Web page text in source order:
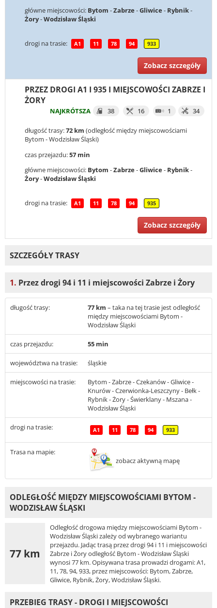
główne miejscowości: Bytom -Zabrze -Gliwice - Rybnik-
Żory-Wodzisław Śląski
drogi na trasie: A1 11 78 94 933
Zobacz szczegóły
PRZEZ DROGI A1 I 935 I MIEJSCOWOŚCI ZABRZE I
ŻORY
NAJKRÓTSZA 38 16 1 34
długość trasy:72 km (odległość między miejscowościami
Bytom - Wodzisław Śląski)
czas przejazdu:57 min
główne miejscowości: Bytom -Zabrze-Gliwice- Rybnik-
Żory-Wodzisław Śląski
drogi na trasie: A1 11 78 94 935
Zobacz szczegóły
SZCZEGÓŁY TRASY
1. Przez drogi 94 i 11 i miejscowości Zabrze i Żory
długość trasy: 77 km – taka na tej trasie jest odległość
między miejscowościami Bytom -
Wodzisław Śląski
czas przejazdu: 55 min
województwa na trasie: śląskie
miejscowości na trasie:
Bytom - Zabrze - Czekanów - Gliwice -
Knurów - Czerwionka-Leszczyny - Bełk -
Rybnik - Żory - Świerklany - Mszana -
Wodzisław Śląski
drogi na trasie: A1 11 78 94 933
Trasa na mapie:
zobacz aktywną mapę
ODLEGŁOŚĆ MIĘDZY MIEJSCOWOŚCIAMI BYTOM -
WODZISŁAW ŚLĄSKI
77 km
Odległość drogowa między miejscowościami Bytom -
Wodzisław Śląski zależy od wybranego wariantu
przejazdu. Jadąc trasą przez drogi 94 i 11 i miejscowości
Zabrze i Żory odległość Bytom - Wodzisław Śląski
wynosi 77 km. Opisywana trasa prowadzi drogami: A1,
11, 78, 94, 933, przez miejscowości: Bytom, Zabrze,
Gliwice, Rybnik, Żory, Wodzisław Śląski.
PRZEBIEG TRASY - DROGI I MIEJSCOWOŚCI